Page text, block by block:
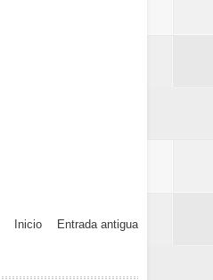
Entrada antigua
Inicio